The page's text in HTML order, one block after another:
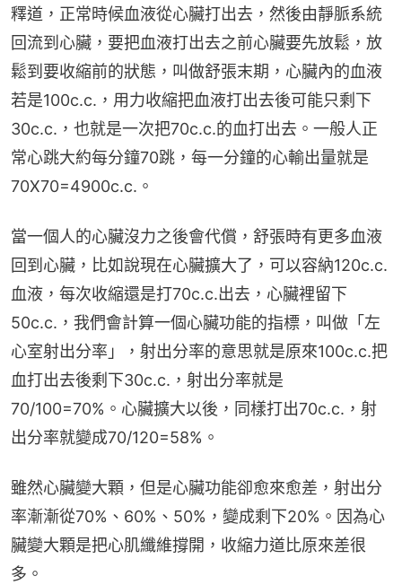
釋道，正常時候血液從心臟打出去，然後由靜脈系統
回流到心臟，要把血液打出去之前心臟要先放鬆，放
鬆到要收縮前的狀態，叫做舒張末期，心臟內的血液
若是100c.c.，用力收縮把血液打出去後可能只剩下
30c.c.，也就是一次把70c.c.的血打出去。一般人正
常心跳大約每分鐘70跳，每一分鐘的心輸出量就是
70X70=4900c.c.。
當一個人的心臟沒力之後會代償，舒張時有更多血液
回到心臟，比如說現在心臟擴大了，可以容納120c.c.
血液，每次收縮還是打70c.c.出去，心臟裡留下
50c.c.，我們會計算一個心臟功能的指標，叫做「左
心室射出分率」，射出分率的意思就是原來100c.c.把
血打出去後剩下30c.c.，射出分率就是
70/100=70%。心臟擴大以後，同樣打出70c.c.，射
出分率就變成70/120=58%。
雖然心臟變大顆，但是心臟功能卻愈來愈差，射出分
率漸漸從70%、60%、50%，變成剩下20%。因為心
臟變大顆是把心肌纖維撐開，收縮力道比原來差很
多。